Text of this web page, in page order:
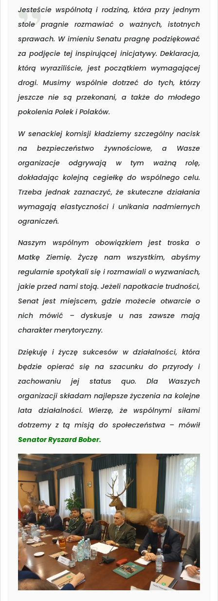
Jesteście wspólnotą i rodziną, która przy jednym
stole pragnie rozmawiać o ważnych, istotnych
sprawach. W imieniu Senatu pragnę podziękować
za podjęcie tej inspirującej inicjatywy. Deklaracja,
którą wyraziliście, jest początkiem wymagającej
drogi. Musimy wspólnie dotrzeć do tych, którzy
jeszcze nie są przekonani, a także do młodego
pokolenia Polek i Polaków.
W senackiej komisji kładziemy szczególny nacisk
na bezpieczeństwo żywnościowe, a Wasze
organizacje odgrywają w tym ważną rolę,
dokładając kolejną cegiełkę do wspólnego celu.
Trzeba jednak zaznaczyć, że skuteczne działania
wymagają elastyczności i unikania nadmiernych
ograniczeń.
Naszym wspólnym obowiązkiem jest troska o
Matkę Ziemię. Życzę nam wszystkim, abyśmy
regularnie spotykali się i rozmawiali o wyzwaniach,
jakie przed nami stoją. Jeżeli napotkacie trudności,
Senat jest miejscem, gdzie możecie otwarcie o
nich mówić – dyskusje u nas zawsze mają
charakter merytoryczny.
Dziękuję i życzę sukcesów w działalności, która
będzie opierać się na szacunku do przyrody i
zachowaniu jej status quo. Dla Waszych
organizacji składam najlepsze życzenia na kolejne
lata działalności. Wierzę, że wspólnymi siłami
dotrzemy z tą misją do społeczeństwa – mówił
Senator Ryszard Bober.